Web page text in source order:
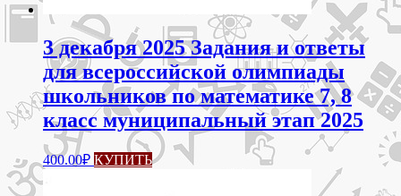
3 декабря 2025 Задания и ответы
для всероссийской олимпиады
школьников по математике 7, 8
класс муниципальный этап 2025
400.00₽ КУПИТЬЭтот